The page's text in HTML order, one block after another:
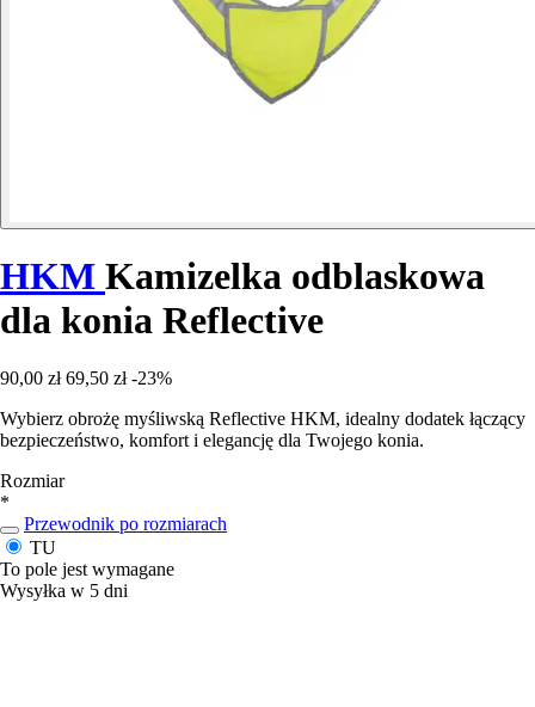
HKM Kamizelka odblaskowa
dla konia Reflective
90,00 zł 69,50 zł -23%
Wybierz obrożę myśliwską Reflective HKM, idealny dodatek łączący
bezpieczeństwo, komfort i elegancję dla Twojego konia.
Rozmiar
*
Przewodnik po rozmiarach
TU
To pole jest wymagane
Wysyłka w 5 dni